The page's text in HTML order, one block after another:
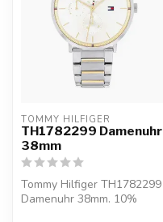
TOMMY HILFIGER
TH1782299 Damenuhr
38mm
Tommy Hilfiger TH1782299
Damenuhr 38mm. 10%